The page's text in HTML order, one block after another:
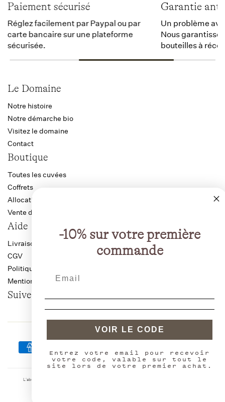
Paiement sécurisé
Réglez facilement par Paypal ou par
carte bancaire sur une plateforme
sécurisée.
Garantie
Un problème
Nous
bouteilles à
Le Domaine
Notre histoire
Notre démarche bio
Visitez le domaine
Contact
Boutique
Toutes les cuvées
Coffrets
Allocation Bourgogne
Vente directe producteur
Aide
Livraison anti-casse
CGV
Politique de confidentialité
Mentions légales
Suivez-nous
Moyens
© 2026,Domaine Croix St Jacques
Politique de confidentialité
Conditions générales de vente
L'abus d'alcool est dangereux pour la santé, à consommer avec modération. La vente d'alcool est
-10% sur votre première
commande
VOIR LE CODE
Entrez votre email pour recevoir
votre code, valable sur tout le
site lors de votre premier achat.